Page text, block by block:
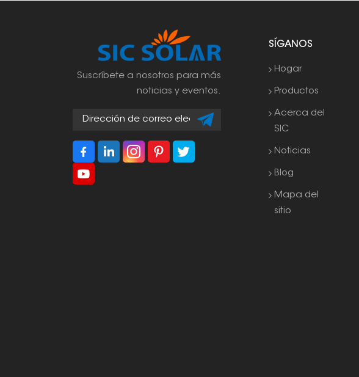
Suscríbete a nosotros para más
noticias y eventos.
SÍGANOS
Hogar
Productos
Acerca del
SIC
Noticias
Blog
Mapa del
sitio